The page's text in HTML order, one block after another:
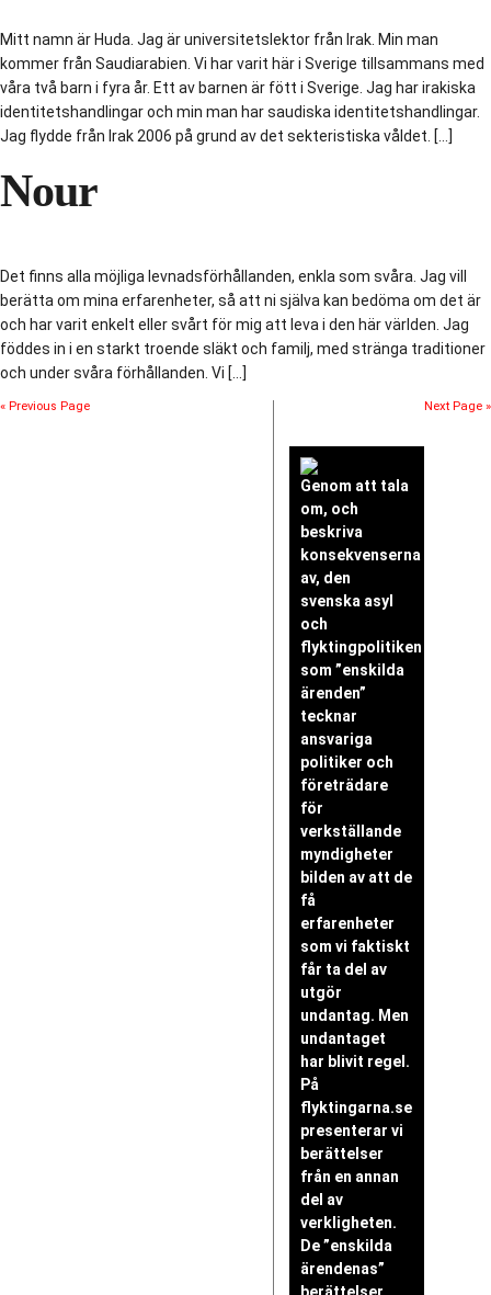
Mitt namn är Huda. Jag är universitetslektor från Irak. Min man
kommer från Saudiarabien. Vi har varit här i Sverige tillsammans med
våra två barn i fyra år. Ett av barnen är fött i Sverige. Jag har irakiska
identitetshandlingar och min man har saudiska identitetshandlingar.
Jag flydde från Irak 2006 på grund av det sekteristiska våldet. […]
Nour
Det finns alla möjliga levnadsförhållanden, enkla som svåra. Jag vill
berätta om mina erfarenheter, så att ni själva kan bedöma om det är
och har varit enkelt eller svårt för mig att leva i den här världen. Jag
föddes in i en starkt troende släkt och familj, med stränga traditioner
och under svåra förhållanden. Vi […]
« Previous Page Next Page »
Genom att tala
om, och
beskriva
konsekvenserna
av, den
svenska asyl
och
flyktingpolitiken
som ”enskilda
ärenden”
tecknar
ansvariga
politiker och
företrädare
för
verkställande
myndigheter
bilden av att de
få
erfarenheter
som vi faktiskt
får ta del av
utgör
undantag. Men
undantaget
har blivit regel.
På
flyktingarna.se
presenterar vi
berättelser
från en annan
del av
verkligheten.
De ”enskilda
ärendenas”